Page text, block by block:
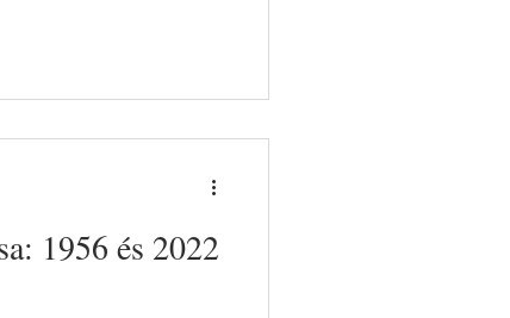
1956 és 2022